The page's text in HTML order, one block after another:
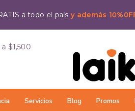
a todo el paísy además
Servicios Blog Promos
$1,500